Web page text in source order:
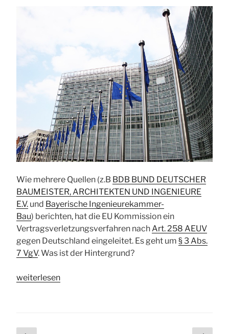
Wie mehrere Quellen (z.B BDB BUND DEUTSCHER
BAUMEISTER, ARCHITEKTEN UND INGENIEURE
E.V. und Bayerische Ingenieurekammer-
Bau) berichten, hat die EU Kommission ein
Vertragsverletzungsverfahren nachArt. 258 AEUV
gegen Deutschland eingeleitet. Es geht um § 3 Abs.
7 VgV. Was ist der Hintergrund?
„Addition
Vertragsverletzungsverfahren
weiterlesen